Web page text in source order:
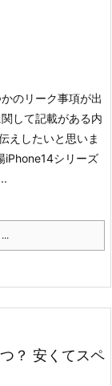
のリーク事項が出
して記載がある内
えしたいと思いま
iPhone14シリーズ
？ 安くてスペ